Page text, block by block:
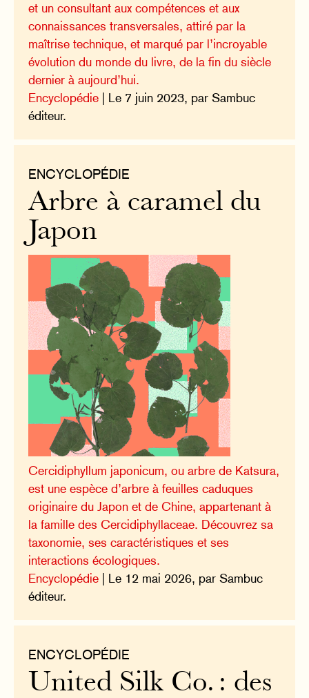
et un consultant aux compétences et aux
connaissances transversales, attiré par la
maîtrise technique, et marqué par l’incroyable
évolution du monde du livre, de la fin du siècle
dernier à aujourd’hui.
Encyclopédie | Le 7 juin 2023, par Sambuc
éditeur.
ENCYCLOPÉDIE
Arbre à caramel du
Japon
Cercidiphyllum japonicum, ou arbre de Katsura,
est une espèce d’arbre à feuilles caduques
originaire du Japon et de Chine, appartenant à
la famille des Cercidiphyllaceae. Découvrez sa
taxonomie, ses caractéristiques et ses
interactions écologiques.
Encyclopédie | Le 12 mai 2026, par Sambuc
éditeur.
ENCYCLOPÉDIE
United Silk Co. : des